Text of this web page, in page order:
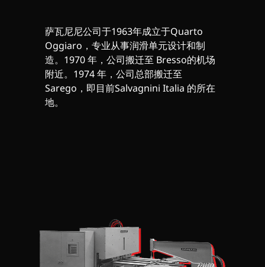
萨瓦尼尼公司于1963年成立于Quarto
Oggiaro，专业从事润滑单元设计和制
造。1970 年，公司搬迁至 Bresso的机场
附近。1974 年，公司总部搬迁至
Sarego，即目前Salvagnini Italia 的所在
地。